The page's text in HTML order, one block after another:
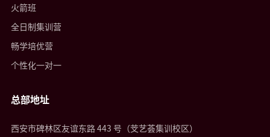
火箭班
全日制集训营
畅学培优营
个性化一对一
总部地址
西安市碑林区友谊东路 443 号（芠艺荟集训校区）